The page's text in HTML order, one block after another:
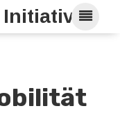
Initiative